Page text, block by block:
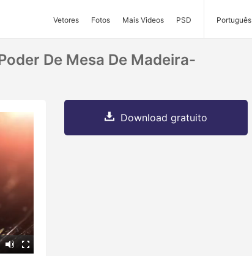
Vetores Fotos Mais Videos PSD Português
De Mesa De Madeira-
Download gratuito